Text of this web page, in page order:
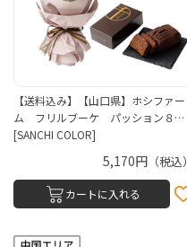
【送料込み】【山口県】ホシファー
ム フリルブーケ パッション８…
[SANCHI COLOR]
5,170円（税込）
カートに入れる